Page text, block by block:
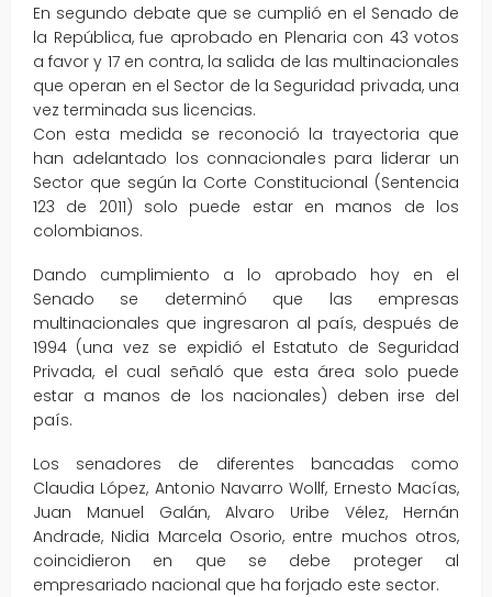
En segundo debate que se cumplió en el Senado de
la República, fue aprobado en Plenaria con 43 votos
a favor y 17 en contra, la salida de las multinacionales
que operan en el Sector de la Seguridad privada, una
vez terminada sus licencias.
Con esta medida se reconoció la trayectoria que
han adelantado los connacionales para liderar un
Sector que según la Corte Constitucional (Sentencia
123 de 2011) solo puede estar en manos de los
colombianos.
Dando cumplimiento a lo aprobado hoy en el
Senado se determinó que las empresas
multinacionales que ingresaron al país, después de
1994 (una vez se expidió el Estatuto de Seguridad
Privada, el cual señaló que esta área solo puede
estar a manos de los nacionales) deben irse del
país.
Los senadores de diferentes bancadas como
Claudia López, Antonio Navarro Wollf, Ernesto Macías,
Juan Manuel Galán, Alvaro Uribe Vélez, Hernán
Andrade, Nidia Marcela Osorio, entre muchos otros,
coincidieron en que se debe proteger al
empresariado nacional que ha forjado este sector.